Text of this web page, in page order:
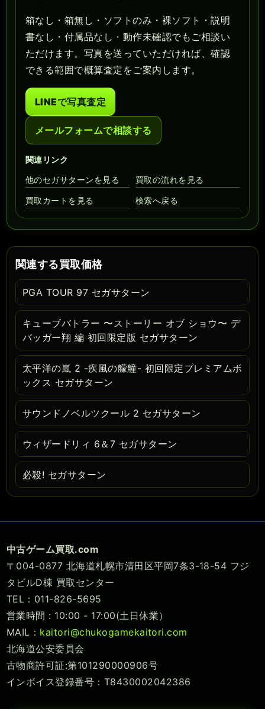
箱なし・箱無し・ソフトのみ・裸ソフト・説明
書なし・付属品なし・動作未確認でもご相談い
ただけます。写真を送っていただければ、確認
できる範囲で概算査定をご案内します。
LINEで写真査定
メールフォームで相談する
関連リンク
他のセガサターンを見る
買取の流れを見る
買取カートを見る 検索へ戻る
関連する買取価格
PGA TOUR 97 セガサターン
キューブバトラー 〜ストーリー オブ ショウ〜 デ
バッガー翔 編 初回限定版 セガサターン
太平洋の嵐 2 -疾風の艨艟- 初回限定プレミアムボ
ックス セガサターン
サウンドノベルツクール 2 セガサターン
ウィザードリィ 6＆7 セガサターン
必殺! セガサターン
中古ゲーム買取.com
〒004-0877 北海道札幌市清田区平岡7条3-18-54 フジ
タビルD棟 買取センター
TEL：011-826-5695
営業時間 : 10:00 - 17:00(土日休業）
MAIL： kaitori@chukogamekaitori.com
北海道公安委員会
古物商許可証:第101290000906号
インボイス登録番号：T8430002042386